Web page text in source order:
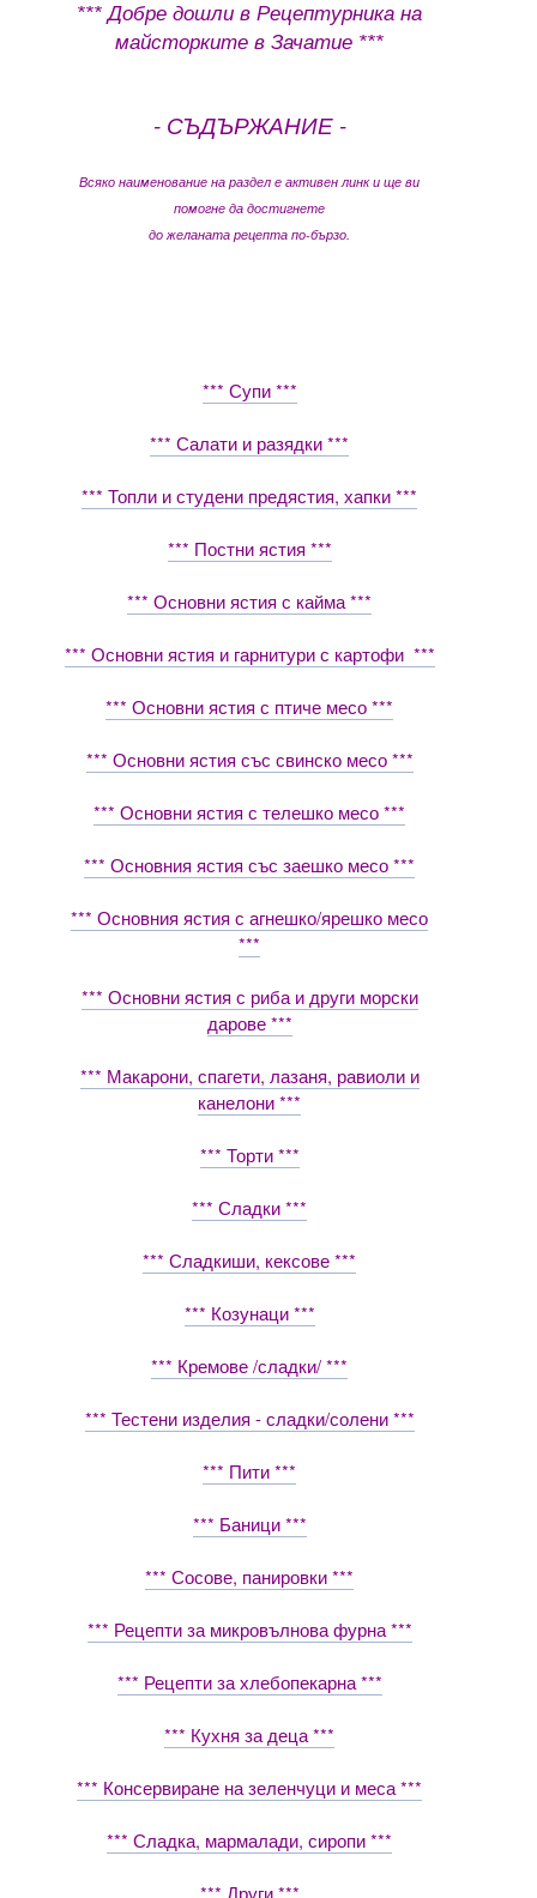
*** Добре дошли в Рецептурника на
майсторките в Зачатие ***
- СЪДЪРЖАНИЕ -
Всяко наименование на раздел е активен линк и ще ви
помогне да достигнете
до желаната рецепта по-бързо.
*** Супи ***
*** Салати и разядки ***
*** Топли и студени предястия, хапки ***
*** Постни ястия ***
*** Основни ястия с кайма ***
*** Основни ястия и гарнитури с картофи ***
*** Основни ястия с птиче месо ***
*** Основни ястия със свинско месо ***
*** Основни ястия с телешко месо ***
*** Основния ястия със заешко месо ***
*** Основния ястия с агнешко/ярешко месо
***
*** Основни ястия с риба и други морски
дарове ***
*** Макарони, спагети, лазаня, равиоли и
канелони ***
*** Торти ***
*** Сладки ***
*** Сладкиши, кексове ***
*** Козунаци ***
*** Кремове /сладки/ ***
*** Тестени изделия - сладки/солени ***
*** Пити ***
*** Баници ***
*** Сосове, панировки ***
*** Рецепти за микровълнова фурна ***
*** Рецепти за хлебопекарна ***
*** Кухня за деца ***
*** Консервиране на зеленчуци и меса ***
*** Сладка, мармалади, сиропи ***